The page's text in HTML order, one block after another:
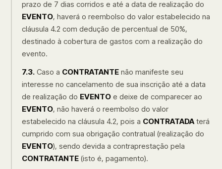
prazo de 7 dias corridos e até a data de realização do
EVENTO, haverá o reembolso do valor estabelecido na
cláusula 4.2 com dedução de percentual de 50%,
destinado à cobertura de gastos com a realização do
evento.
7.3. Caso a CONTRATANTE não manifeste seu
interesse no cancelamento de sua inscrição até a data
de realização do EVENTO e deixe de comparecer ao
EVENTO, não haverá o reembolso do valor
estabelecido na cláusula 4.2, pois a CONTRATADAterá
cumprido com sua obrigação contratual (realização do
EVENTO), sendo devida a contraprestação pela
CONTRATANTE (isto é, pagamento).